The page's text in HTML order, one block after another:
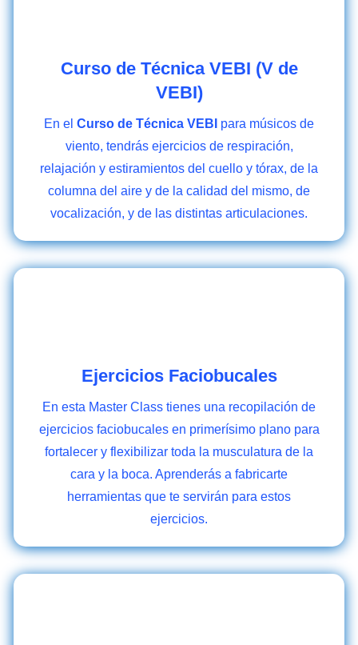
Curso de Técnica VEBI (V de
VEBI)
En el Curso de Técnica VEBI para músicos de
viento, tendrás ejercicios de respiración,
relajación y estiramientos del cuello y tórax, de la
columna del aire y de la calidad del mismo, de
vocalización, y de las distintas articulaciones.
Ejercicios Faciobucales
En esta Master Class tienes una recopilación de
ejercicios faciobucales en primerísimo plano para
fortalecer y flexibilizar toda la musculatura de la
cara y la boca. Aprenderás a fabricarte
herramientas que te servirán para estos
ejercicios.